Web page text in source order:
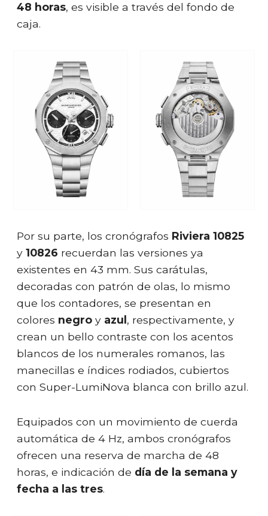
48 horas, es visible a través del fondo de
caja.
Por su parte, los cronógrafos Riviera 10825
y 10826 recuerdan las versiones ya
existentes en 43 mm. Sus carátulas,
decoradas con patrón de olas, lo mismo
que los contadores, se presentan en
colores negro y azul , respectivamente, y
crean un bello contraste con los acentos
blancos de los numerales romanos, las
manecillas e índices rodiados, cubiertos
con Super-LumiNova blanca con brillo azul.
Equipados con un movimiento de cuerda
automática de 4 Hz, ambos cronógrafos
ofrecen una reserva de marcha de 48
horas, e indicación de día de la semana y
fecha a las tres.